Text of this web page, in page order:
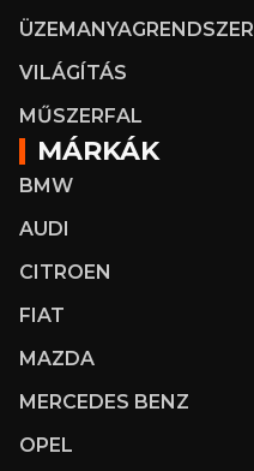
ÜZEMANYAGRENDSZER
VILÁGÍTÁS
MŰSZERFAL
MÁRKÁK
BMW
AUDI
CITROEN
FIAT
MAZDA
MERCEDES BENZ
OPEL